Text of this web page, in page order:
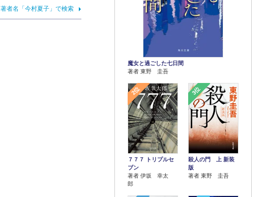
魔女と過ごした七日間
著者 東野 圭吾
2位
７７７ トリプルセ
ブン
著者 伊坂 幸太
郎
3位
殺人の門 上 新装
版
著者 東野 圭吾
著者名「今村夏子」で検索